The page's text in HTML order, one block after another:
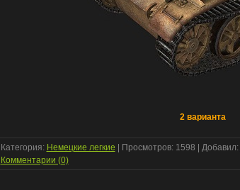
2 варианта
Категория: Немецкие легкие | Просмотров: 1598 | Добавил:
Комментарии (0)